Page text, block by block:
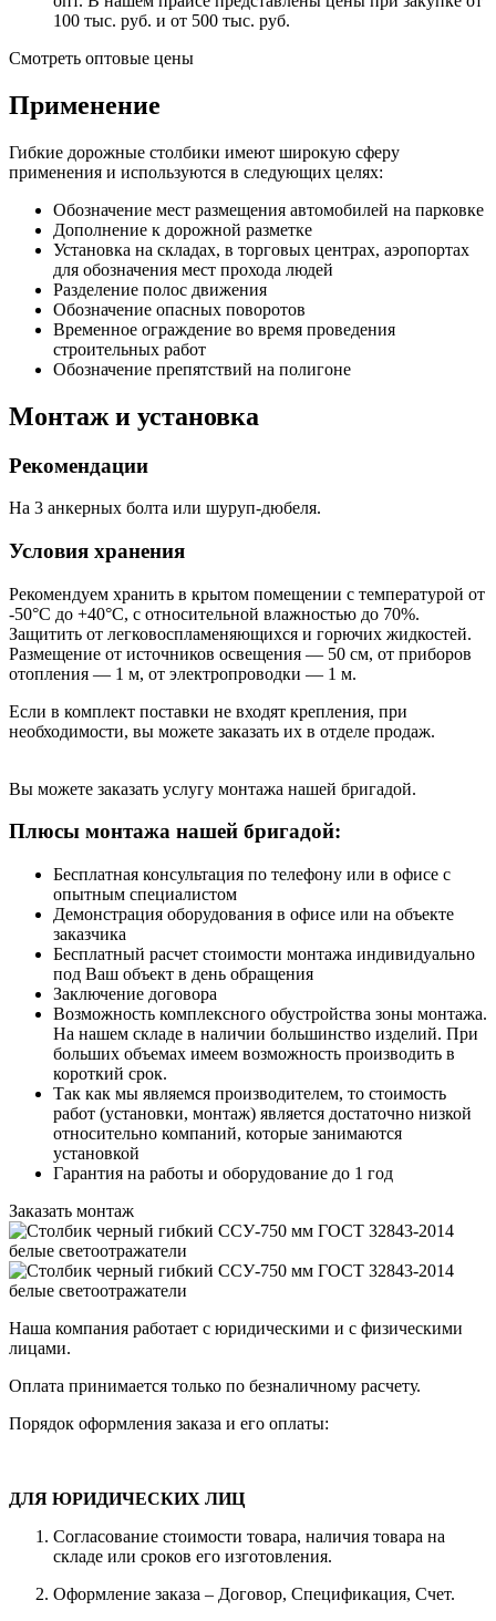
100 тыс. руб. и от 500 тыс. руб.
Смотреть оптовые цены
Применение
Гибкие дорожные столбики имеют широкую сферу
применения и используются в следующих целях:
Обозначение мест размещения автомобилей на парковке
Дополнение к дорожной разметке
Установка на складах, в торговых центрах, аэропортах
для обозначения мест прохода людей
Разделение полос движения
Обозначение опасных поворотов
Временное ограждение во время проведения
строительных работ
Обозначение препятствий на полигоне
Монтаж и установка
Рекомендации
На 3 анкерных болта или шуруп-дюбеля.
Условия хранения
Рекомендуем хранить в крытом помещении с температурой от
-50°С до +40°С, с относительной влажностью до 70%.
Защитить от легковоспламеняющихся и горючих жидкостей.
Размещение от источников освещения — 50 см, от приборов
отопления — 1 м, от электропроводки — 1 м.
Если в комплект поставки не входят крепления, при
необходимости, вы можете заказать их в отделе продаж.
Вы можете заказать услугу монтажа нашей бригадой.
Плюсы монтажа нашей бригадой:
Бесплатная консультация по телефону или в офисе с
опытным специалистом
Демонстрация оборудования в офисе или на объекте
заказчика
Бесплатный расчет стоимости монтажа индивидуально
под Ваш объект в день обращения
Заключение договора
Возможность комплексного обустройства зоны монтажа.
На нашем складе в наличии большинство изделий. При
больших объемах имеем возможность производить в
короткий срок.
Так как мы являемся производителем, то стоимость
работ (установки, монтаж) является достаточно низкой
относительно компаний, которые занимаются
установкой
Гарантия на работы и оборудование до 1 год
Заказать монтаж
Наша компания работает с юридическими и с физическими
лицами.
Оплата принимается только по безналичному расчету.
Порядок оформления заказа и его оплаты:
ДЛЯ ЮРИДИЧЕСКИХ ЛИЦ
Согласование стоимости товара, наличия товара на
складе или сроков его изготовления.
Оформление заказа – Договор, Спецификация, Счет.